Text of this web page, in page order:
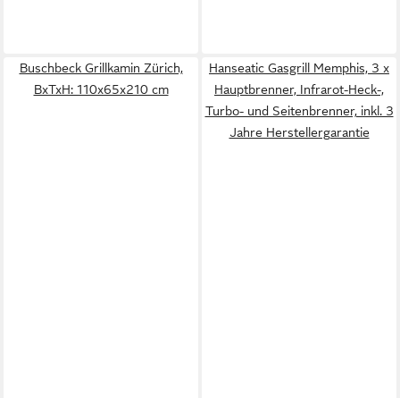
Buschbeck Grillkamin Zürich,
BxTxH: 110x65x210 cm
Hanseatic Gasgrill Memphis, 3 x
Hauptbrenner, Infrarot-Heck-,
Turbo- und Seitenbrenner, inkl. 3
Jahre Herstellergarantie